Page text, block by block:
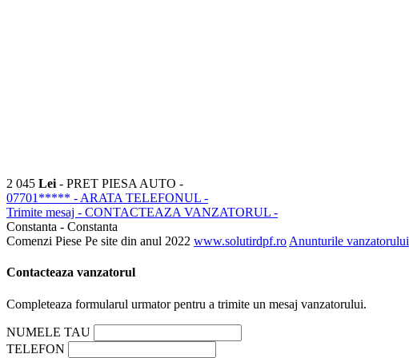
2 045 Lei - PRET PIESA AUTO -
07701***** - ARATA TELEFONUL -
Trimite mesaj - CONTACTEAZA VANZATORUL -
Constanta - Constanta
Comenzi Piese Pe site din anul 2022 www.solutirdpf.ro Anunturile vanzatorului
Contacteaza vanzatorul
Completeaza formularul urmator pentru a trimite un mesaj vanzatorului.
NUMELE TAU
TELEFON